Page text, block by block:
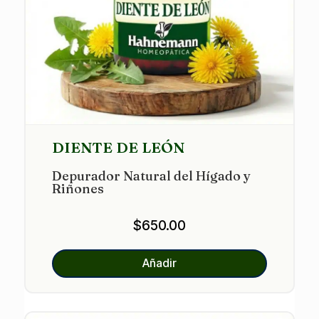
DIENTE DE LEÓN
Depurador Natural del Hígado y
Riñones
$650.00
Añadir